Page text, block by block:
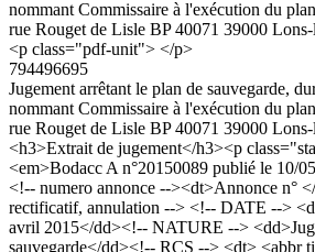
nommant Commissaire à l'exécution du
rue Rouget de Lisle BP 40071 39000
<p class="pdf-unit"> </p>
794496695
Jugement arrêtant le plan de sauvegarde,
nommant Commissaire à l'exécution du
rue Rouget de Lisle BP 40071 39000
<h3>Extrait de jugement</h3><p
<em>Bodacc A n°20150089 publié le 10/
<!-- numero annonce --><dt>Annonce n°
rectificatif, annulation --> <!-- DATE -->
avril 2015</dd><!-- NATURE -->
sauvegarde</dd><!-- RCS --> <dt> <abbr